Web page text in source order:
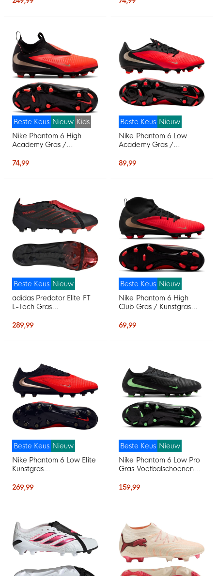
Beste Keus Nieuw Kids
Nike Phantom 6 High
Academy Gras /
Voetbalschoenen (MG)
74,99
Beste Keus Nieuw
Nike Phantom 6 Low
Academy Gras /
Voetbalschoenen (MG)
89,99
Beste Keus Nieuw
adidas Predator Elite FT
L-Tech Gras
Zwart Zwart Rood
289,99
Beste Keus Nieuw
Nike Phantom 6 High
Club Gras / Kunstgras
Zwart Felrood Goud
69,99
Beste Keus Nieuw
Nike Phantom 6 Low Elite
Kunstgras
Zwart Felrood Goud
269,99
Beste Keus Nieuw
Nike Phantom 6 Low Pro
Gras Voetbalschoenen
159,99